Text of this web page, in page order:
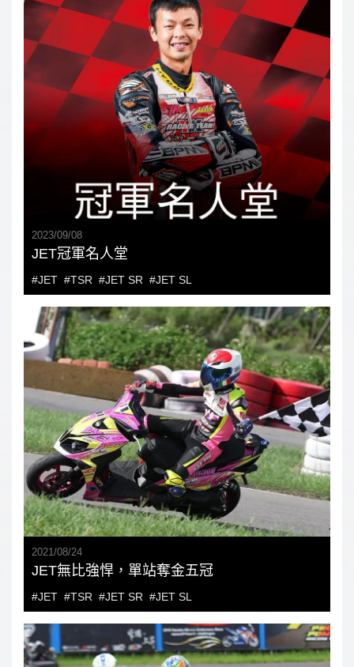
2023/09/08
JET冠軍名人堂
#JET #TSR #JET SR #JET SL
2021 /08/24
JET無比強悍，單站奪金五冠
#JET #TSR #JET SR #JET SL